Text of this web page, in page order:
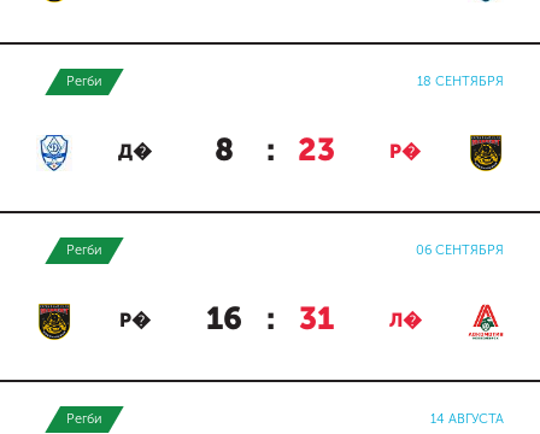
Регби 18 СЕНТЯБРЯ
Д� 8 : 23 Р�
Регби 06 СЕНТЯБРЯ
Р� 16 : 31 Л�
Регби 14 АВГУСТА